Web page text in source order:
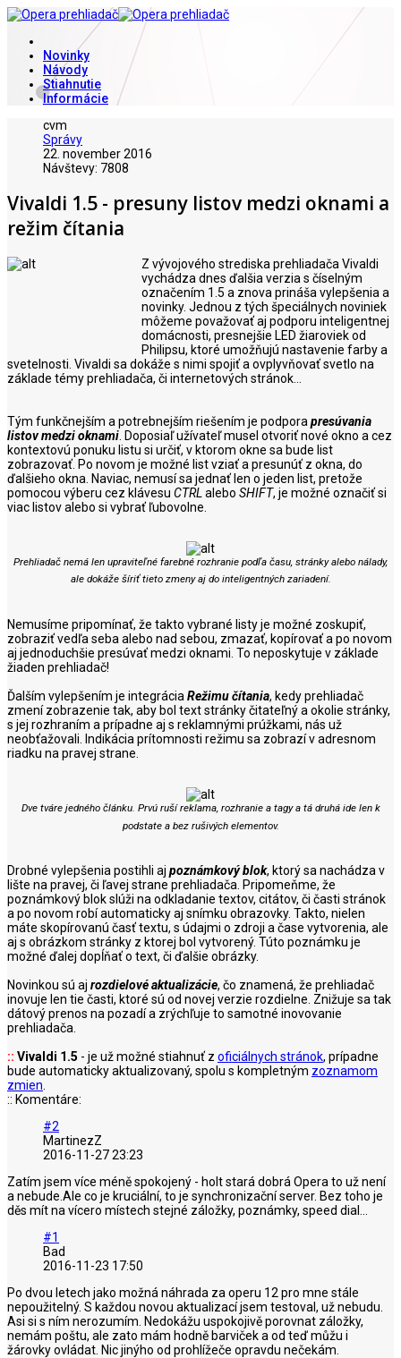
Novinky
Návody
Stiahnutie
Informácie
cvm
Správy
22. november 2016
Návštevy: 7808
Vivaldi 1.5 - presuny listov medzi oknami a
režim čítania
Z vývojového strediska prehliadača Vivaldi
vychádza dnes ďalšia verzia s číselným
označením 1.5 a znova prináša vylepšenia a
novinky. Jednou z tých špeciálnych noviniek
môžeme považovať aj podporu inteligentnej
domácnosti, presnejšie LED žiaroviek od
Philipsu, ktoré umožňujú nastavenie farby a
svetelnosti. Vivaldi sa dokáže s nimi spojiť a ovplyvňovať svetlo na
základe témy prehliadača, či internetových stránok...
Tým funkčnejším a potrebnejším riešením je podpora presúvania
listov medzi oknami . Doposiaľ užívateľ musel otvoriť nové okno a cez
kontextovú ponuku listu si určiť, v ktorom okne sa bude list
zobrazovať. Po novom je možné list vziať a presunúť z okna, do
ďalšieho okna. Naviac, nemusí sa jednať len o jeden list, pretože
pomocou výberu cez klávesu CTRL alebo SHIFT, je možné označiť si
viac listov alebo si vybrať ľubovolne.
Prehliadač nemá len upraviteľné farebné rozhranie podľa času, stránky alebo nálady,
ale dokáže šíriť tieto zmeny aj do inteligentných zariadení.
Nemusíme pripomínať, že takto vybrané listy je možné zoskupiť,
zobraziť vedľa seba alebo nad sebou, zmazať, kopírovať a po novom
aj jednoduchšie presúvať medzi oknami. To neposkytuje v základe
žiaden prehliadač!
Ďalším vylepšením je integrácia Režimu čítania, kedy prehliadač
zmení zobrazenie tak, aby bol text stránky čitateľný a okolie stránky,
s jej rozhraním a prípadne aj s reklamnými prúžkami, nás už
neobťažovali. Indikácia prítomnosti režimu sa zobrazí v adresnom
riadku na pravej strane.
Dve tváre jedného článku. Prvú ruší reklama, rozhranie a tagy a tá druhá ide len k
podstate a bez rušivých elementov.
Drobné vylepšenia postihli aj poznámkový blok, ktorý sa nachádza v
lište na pravej, či ľavej strane prehliadača. Pripomeňme, že
poznámkový blok slúži na odkladanie textov, citátov, či časti stránok
a po novom robí automaticky aj snímku obrazovky. Takto, nielen
máte skopírovanú časť textu, s údajmi o zdroji a čase vytvorenia, ale
aj s obrázkom stránky z ktorej bol vytvorený. Túto poznámku je
možné ďalej dopĺňať o text, či ďalšie obrázky.
Novinkou sú aj rozdielové aktualizácie, čo znamená, že prehliadač
inovuje len tie časti, ktoré sú od novej verzie rozdielne. Znižuje sa tak
dátový prenos na pozadí a zrýchľuje to samotné inovovanie
prehliadača.
:: Vivaldi 1.5 - je už možné stiahnuť z oficiálnych stránok, prípadne
bude automaticky aktualizovaný, spolu s kompletným zoznamom
zmien.
:: Komentáre:
#2
MartinezZ
2016-11-27 23:23
Zatím jsem více méně spokojený - holt stará dobrá Opera to už není
a nebude.Ale co je kruciální, to je synchronizační server. Bez toho je
děs mít na vícero místech stejné záložky, poznámky, speed dial...
#1
Bad
2016-11-23 17:50
Po dvou letech jako možná náhrada za operu 12 pro mne stále
nepoužitelný. S každou novou aktualizací jsem testoval, už nebudu.
Asi si s ním nerozumím. Nedokážu uspokojivě porovnat záložky,
nemám poštu, ale zato mám hodně barviček a od teď můžu i
žárovky ovládat. Nic jinýho od prohlížeče opravdu nečekám.